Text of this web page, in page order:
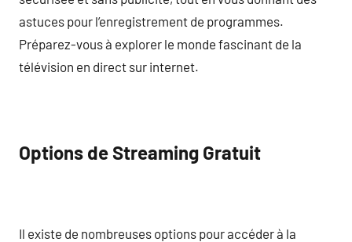
astuces pour l’enregistrement de programmes.
Préparez-vous à explorer le monde fascinant de la
télévision en direct sur internet.
Options de Streaming Gratuit
Il existe de nombreuses options pour accéder à la